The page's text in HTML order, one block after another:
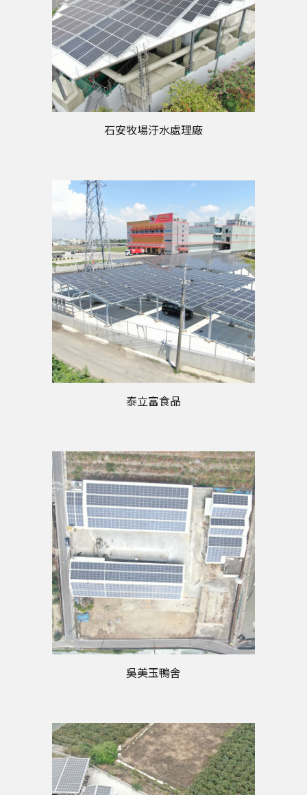
石安牧場汙水處理廠
泰立富食品
吳美玉鴨舍